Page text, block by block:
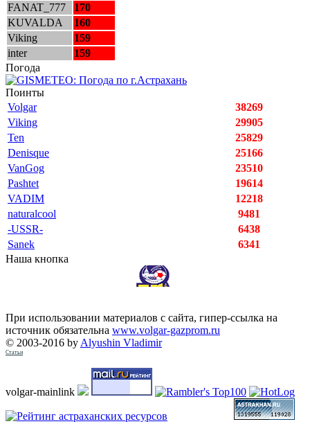
FANAT_777
170
KUVALDA
160
Viking
159
inter
159
Погода
Поинты
Volgar
38269
Viking
29905
Ten
25829
Denisque
25166
VanGog
23510
Pashtet
19614
VADIM
12218
naturalcool
9481
-USSR-
6438
Sanek
6341
Наша кнопка
При использовании материалов с сайта, гипер-ссылка на
источник обязательна www.volgar-gazprom.ru
© 2003-2016 by Alyushin Vladimir
Статьи
volgar-mainlink